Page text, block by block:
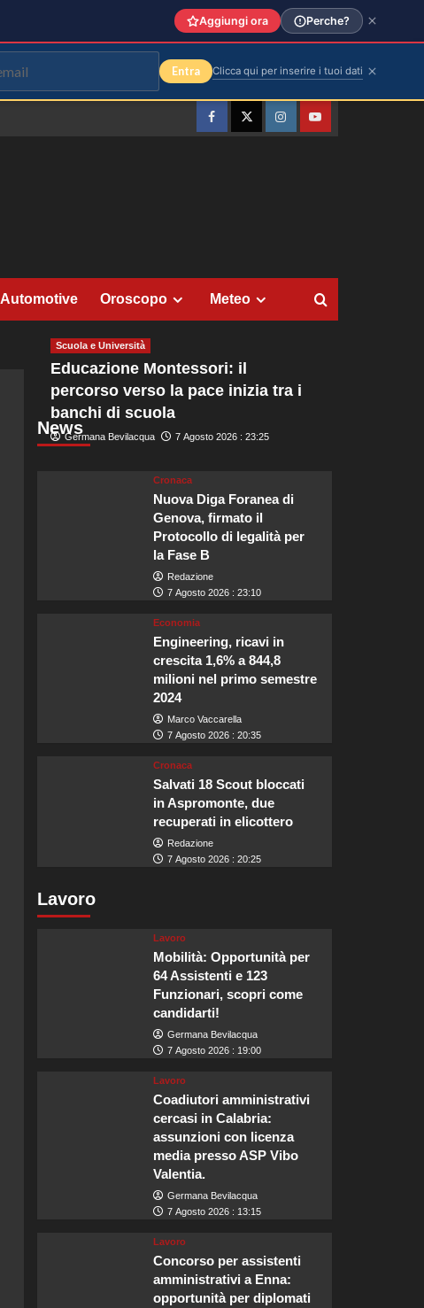
FacebookTwitterInstagramYouTube
Automotive Oroscopo Meteo
News
Scuola e Università
Educazione Montessori: il
percorso verso la pace inizia tra i
banchi di scuola
Germana Bevilacqua 7 Agosto 2026 : 23:25
Cronaca
Nuova Diga Foranea di
Genova, firmato il
Protocollo di legalità per
la Fase B
Redazione
7 Agosto 2026 : 23:10
Economia
Engineering, ricavi in
crescita 1,6% a 844,8
milioni nel primo semestre
2024
Marco Vaccarella
7 Agosto 2026 : 20:35
Cronaca
Salvati 18 Scout bloccati
in Aspromonte, due
recuperati in elicottero
Redazione
7 Agosto 2026 : 20:25
Lavoro
Lavoro
Mobilità: Opportunità per
64 Assistenti e 123
Funzionari, scopri come
candidarti!
Germana Bevilacqua
7 Agosto 2026 : 19:00
Lavoro
Coadiutori amministrativi
cercasi in Calabria:
assunzioni con licenza
media presso ASP Vibo
Valentia.
Germana Bevilacqua
7 Agosto 2026 : 13:15
Lavoro
Concorso per assistenti
amministrativi a Enna:
opportunità per diplomati
Aggiungi ora Perche?
Entra Clicca qui per inserire i tuoi dati